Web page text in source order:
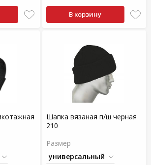
В корзину
Шапка вязаная п/ш черная
210
Размер